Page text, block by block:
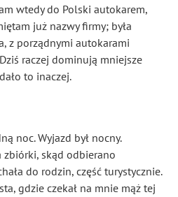
wtedy do Polski autokarem,
już nazwy firmy; była
z porządnymi autokarami
raczej dominują mniejsze
to inaczej.
noc. Wyjazd był nocny.
zbiórki, skąd odbierano
do rodzin, część turystycznie.
gdzie czekał na mnie mąż tej